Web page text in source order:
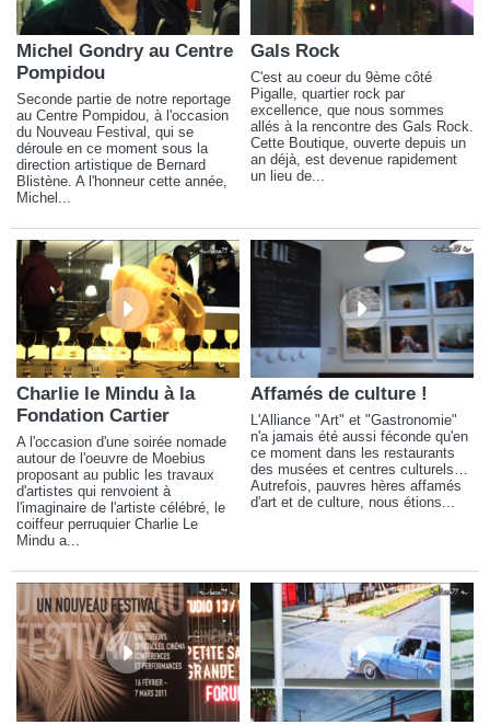
Michel Gondry au Centre
Pompidou
Seconde partie de notre reportage
au Centre Pompidou, à l'occasion
du Nouveau Festival, qui se
déroule en ce moment sous la
direction artistique de Bernard
Blistène. A l'honneur cette année,
Michel...
Gals Rock
C'est au coeur du 9ème côté
Pigalle, quartier rock par
excellence, que nous sommes
allés à la rencontre des Gals Rock.
Cette Boutique, ouverte depuis un
an déjà, est devenue rapidement
un lieu de...
Charlie le Mindu à la
Fondation Cartier
A l'occasion d'une soirée nomade
autour de l'oeuvre de Moebius
proposant au public les travaux
d'artistes qui renvoient à
l'imaginaire de l'artiste célébré, le
coiffeur perruquier Charlie Le
Mindu a...
Affamés de culture !
L'Alliance "Art" et "Gastronomie"
n'a jamais été aussi féconde qu'en
ce moment dans les restaurants
des musées et centres culturels…
Autrefois, pauvres hères affamés
d'art et de culture, nous étions...